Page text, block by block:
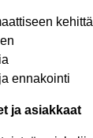
ennakointi
ja asiakkaat